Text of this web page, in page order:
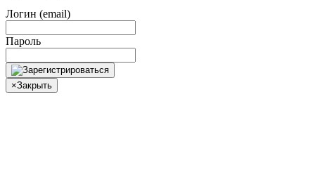
Логин (email)
Пароль
×Закрыть